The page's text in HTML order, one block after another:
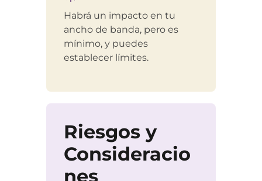
Habrá un impacto en tu
ancho de banda, pero es
mínimo, y puedes
establecer límites.
Riesgos y
Consideracio
nes